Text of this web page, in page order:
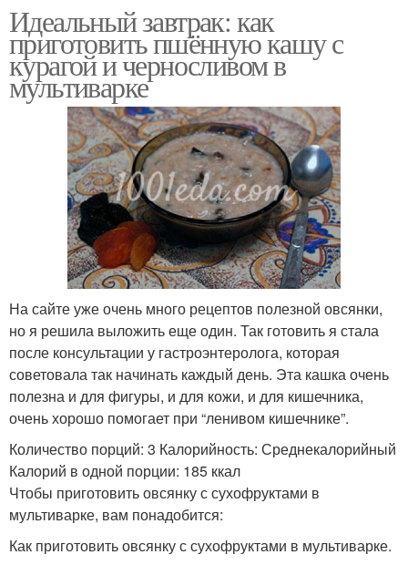
Идеальный завтрак: как
приготовить пшённую кашу с
курагой и черносливом в
мультиварке
На сайте уже очень много рецептов полезной овсянки,
но я решила выложить еще один. Так готовить я стала
после консультации у гастроэнтеролога, которая
советовала так начинать каждый день. Эта кашка очень
полезна и для фигуры, и для кожи, и для кишечника,
очень хорошо помогает при “ленивом кишечнике”.
Количество порций: 3 Калорийность: Среднекалорийный
Калорий в одной порции: 185 ккал
Чтобы приготовить овсянку с сухофруктами в
мультиварке, вам понадобится:
Как приготовить овсянку с сухофруктами в мультиварке.